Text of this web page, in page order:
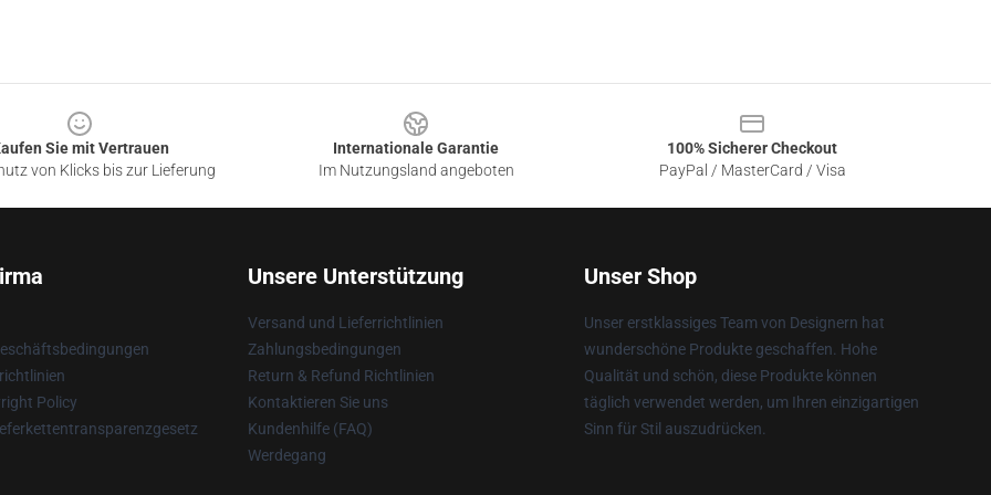
Sie mit Vertrauen
von Klicks bis zur Lieferung
Internationale Garantie
Im Nutzungsland angeboten
100% Sicherer Checkout
PayPal / MasterCard / Visa
Policy
Unsere Unterstützung
Versand und Lieferrichtlinien
Zahlungsbedingungen
Return & Refund Richtlinien
Kontaktieren Sie uns
Kundenhilfe (FAQ)
Werdegang
Unser Shop
Unser erstklassiges Team von Designern hat
wunderschöne Produkte geschaffen. Hohe
Qualität und schön, diese Produkte können
täglich verwendet werden, um Ihren einzigartigen
Sinn für Stil auszudrücken.